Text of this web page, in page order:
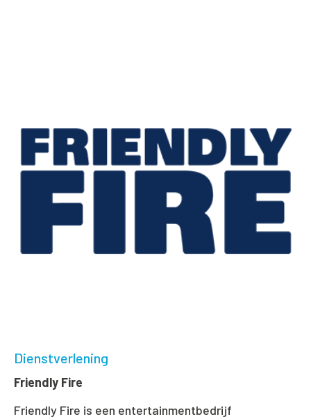
Dienstverlening
Friendly Fire
Friendly Fire is een entertainmentbedrijf